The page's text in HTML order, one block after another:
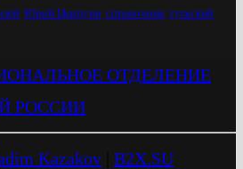
Юрий Цкипури справочник тульский
ОТДЕЛЕНИЕ
РОССИИ
Kazakov B2X.SU